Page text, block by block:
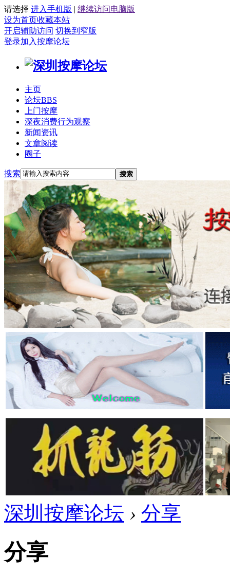
请选择 进入手机版 | 继续访问电脑版
设为首页收藏本站
开启辅助访问 切换到窄版
登录加入按摩论坛
主页
论坛BBS
上门按摩
深夜消费行为观察
新闻资讯
文章阅读
圈子
搜索 搜索
深圳按摩论坛 › 分享
分享